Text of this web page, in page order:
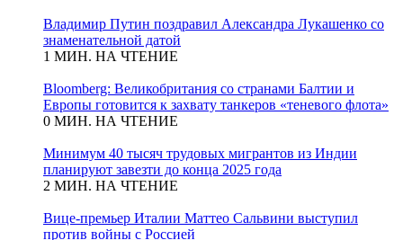
Владимир Путин поздравил Александра Лукашенко со
знаменательной датой
1 МИН. НА ЧТЕНИЕ
Bloomberg: Великобритания со странами Балтии и
Европы готовится к захвату танкеров «теневого флота»
0 МИН. НА ЧТЕНИЕ
Минимум 40 тысяч трудовых мигрантов из Индии
планируют завезти до конца 2025 года
2 МИН. НА ЧТЕНИЕ
Вице-премьер Италии Маттео Сальвини выступил
против войны с Россией